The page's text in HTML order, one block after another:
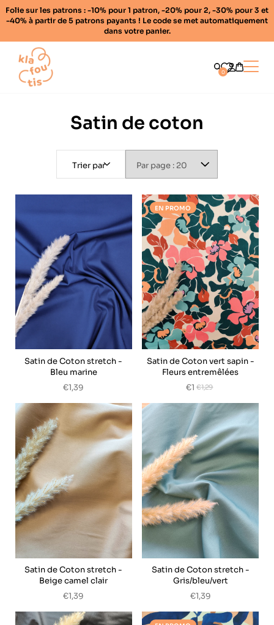
Folie sur les patrons : -10% pour 1 patron, -20% pour 2, -30% pour 3 et
-40% à partir de 5 patrons payants ! Le code se met automatiquement
dans votre panier.
Home
0
Satin de coton
Trier par
Satin de Coton stretch -
Bleu marine
€1,39
EN PROMO
Satin de Coton vert sapin -
Fleurs entremêlées
€1 €1,29
Satin de Coton stretch -
Beige camel clair
€1,39
Satin de Coton stretch -
Gris/bleu/vert
€1,39